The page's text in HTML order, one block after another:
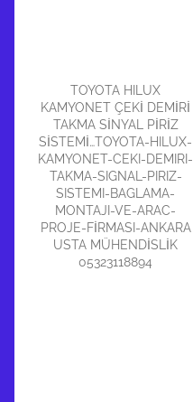
TOYOTA HILUX
KAMYONET ÇEKİ DEMİRİ
TAKMA SİNYAL PİRİZ
SİSTEMİ…TOYOTA-HILUX-
KAMYONET-CEKI-DEMIRI-
TAKMA-SIGNAL-PIRIZ-
SISTEMI-BAGLAMA-
MONTAJI-VE-ARAC-
PROJE-FİRMASI-ANKARA
USTA MÜHENDİSLİK
05323118894